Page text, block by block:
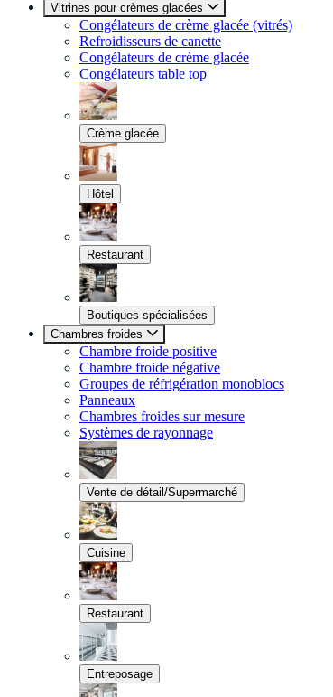
Vitrines pour crèmes glacées
Congélateurs de crème glacée (vitrés)
Refroidisseurs de canette
Congélateurs de crème glacée
Congélateurs table top
Crème glacée
Hôtel
Restaurant
Boutiques spécialisées
Chambres froides
Chambre froide positive
Chambre froide négative
Groupes de réfrigération monoblocs
Panneaux
Chambres froides sur mesure
Systèmes de rayonnage
Vente de détail/Supermarché
Cuisine
Restaurant
Entreposage